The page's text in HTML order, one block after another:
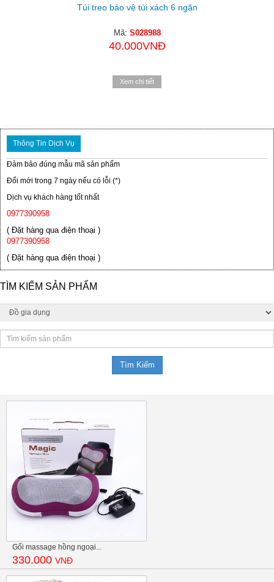
Túi treo bảo vệ túi xách 6 ngăn
Mã: S028988
40.000VNĐ
Xem chi tiết
Thông Tin Dịch Vụ
Đảm bảo đúng mẫu mã sản phẩm
Đổi mới trong 7 ngày nếu có lỗi (*)
Dịch vụ khách hàng tốt nhất
0977390958
( Đặt hàng qua điện thoại )
0977390958
( Đặt hàng qua điện thoại )
TÌM KIẾM SẢN PHẨM
Gối massage hồng ngoại...
330.000 VNĐ